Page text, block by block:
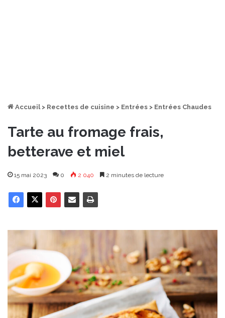
Accueil > Recettes de cuisine > Entrées > Entrées Chaudes
Tarte au fromage frais,
betterave et miel
15 mai 2023 0 2 040 2 minutes de lecture